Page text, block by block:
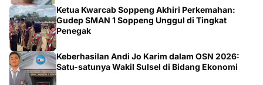
Ketua Kwarcab Soppeng Akhiri Perkemahan:
Gudep SMAN 1 Soppeng Unggul di Tingkat
Penegak
Keberhasilan Andi Jo Karim dalam OSN 2026:
Satu-satunya Wakil Sulsel di Bidang Ekonomi